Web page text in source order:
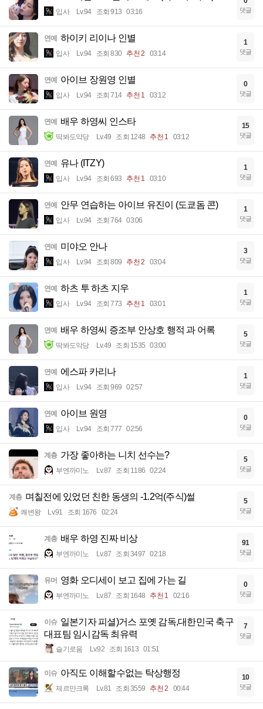
입사 Lv.94 조회 913 03:16 댓글
연예 하이키 리이나 인별
입사 Lv.94 조회 830 추천 2 03:14
1
댓글
연예 아이브 장원영 인별
입사 Lv.94 조회 714 추천 1 03:12
0
댓글
연예 배우 하영씨 인스타
딱봐도악당 Lv.49 조회 1248 추천 1 03:12
15
댓글
연예 유나 (ITZY)
입사 Lv.94 조회 693 추천 1 03:10
1
댓글
연예 안무 연습하는 아이브 유진이 (도쿄돔 콘)
입사 Lv.94 조회 764 03:06
1
댓글
연예 미야오 안나
입사 Lv.94 조회 809 추천 2 03:04
3
댓글
연예 하츠 투 하츠 지우
입사 Lv.94 조회 773 추천 1 03:01
1
댓글
연예 배우 하영씨 증조부 안상호 행적 과 어록
딱봐도악당 Lv.49 조회 1535 03:00
5
댓글
연예 에스파 카리나
입사 Lv.94 조회 969 02:57
1
댓글
연예 아이브 원영
입사 Lv.94 조회 777 02:56
0
댓글
계층 가장 좋아하는 니치 선수는?
부엔까미노 Lv.87 조회 1186 02:24
5
댓글
계층 며칠전에 있었던 친한 동생의 -1.2억(주식)썰
쾌변왕 Lv.91 조회 1676 02:24
5
댓글
계층 배우 하영 진짜 비상
부엔까미노 Lv.87 조회 3497 02:18
91
댓글
유머 영화 오디세이 보고 집에 가는 길
부엔까미노 Lv.87 조회 1648 추천 1 02:16
0
댓글
이슈 일본기자 피셜)거스 포옛 감독,대한민국 축구
대표팀 임시감독 최유력
슬기로움 Lv.92 조회 1613 01:51
7
댓글
이슈 아직도 이해할수없는 탁상행정
제르만크록 Lv.81 조회 3559 추천 2 00:44
10
댓글